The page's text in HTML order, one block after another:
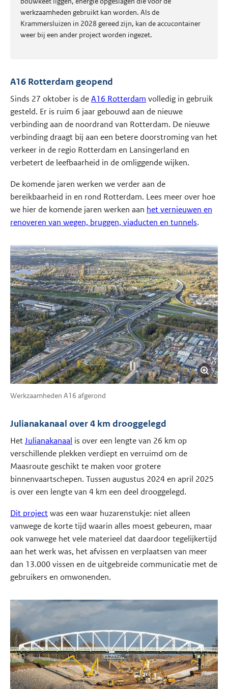
werkzaamheden gebruikt kan worden. Als de
Krammersluizen in 2028 gereed zijn, kan de accucontainer
weer bij een ander project worden ingezet.
A16 Rotterdam geopend
Sinds 27 oktober is deA16 Rotterdam volledig in gebruik
gesteld. Er is ruim 6 jaar gebouwd aan de nieuwe
verbinding aan de noordrand van Rotterdam. De nieuwe
verbinding draagt bij aan een betere doorstroming van het
verkeer in de regio Rotterdam en Lansingerland en
verbetert de leefbaarheid in de omliggende wijken.
De komende jaren werken we verder aan de
bereikbaarheid in en rond Rotterdam. Lees meer over hoe
we hier de komende jaren werken aan het vernieuwen en
renoveren van wegen, bruggen, viaducten en tunnels.
Werkzaamheden A16 afgerond
Julianakanaal over 4 km drooggelegd
HetJulianakanaal is over een lengte van 26 km op
verschillende plekken verdiept en verruimd om de
Maasroute geschikt te maken voor grotere
binnenvaartschepen. Tussen augustus 2024 en april 2025
is over een lengte van 4 km een deel drooggelegd.
Dit projectwas een waar huzarenstukje: niet alleen
vanwege de korte tijd waarin alles moest gebeuren, maar
ook vanwege het vele materieel dat daardoor tegelijkertijd
aan het werk was, het afvissen en verplaatsen van meer
dan 13.000 vissen en de uitgebreide communicatie met de
gebruikers en omwonenden.